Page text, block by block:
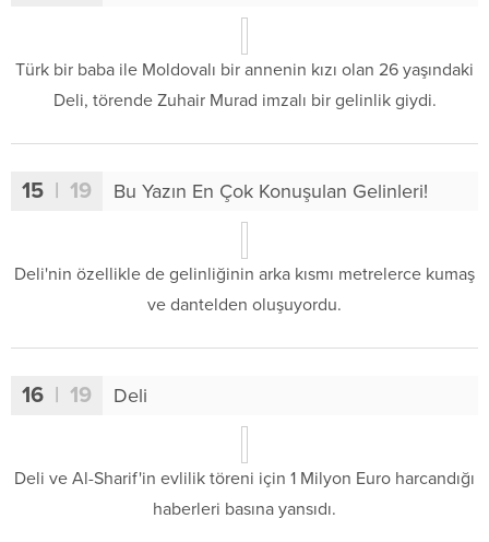
Türk bir baba ile Moldovalı bir annenin kızı olan 26 yaşındaki
Deli, törende Zuhair Murad imzalı bir gelinlik giydi.
15 | 19 Bu Yazın En Çok Konuşulan Gelinleri!
Deli'nin özellikle de gelinliğinin arka kısmı metrelerce kumaş
ve dantelden oluşuyordu.
16 | 19 Deli
Deli ve Al-Sharif'in evlilik töreni için 1 Milyon Euro harcandığı
haberleri basına yansıdı.